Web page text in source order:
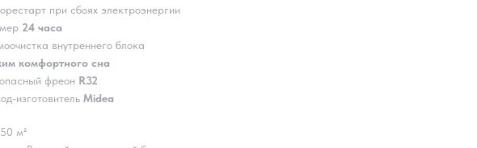
при сбоях электроэнергии
24 часа
внутреннего блока
комфортного сна
фреон R32
изготовитель Midea
м²